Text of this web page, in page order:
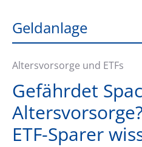
Geldanlage
Altersvorsorge und ETFs
Gefährdet
ETF-Sparer